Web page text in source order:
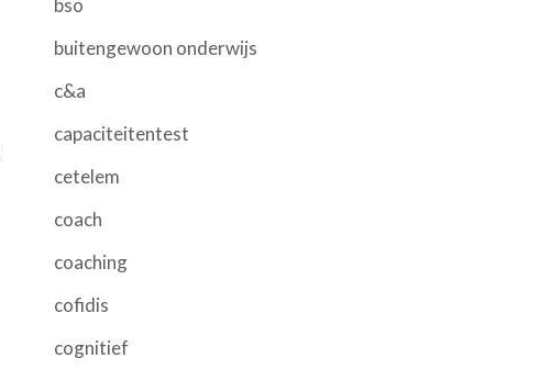
buitengewoon onderwijs
c&a
capaciteitentest
cetelem
coach
coaching
cofidis
cognitief